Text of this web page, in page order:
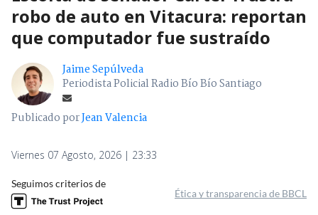
robo de auto en Vitacura: reportan
que computador fue sustraído
Jaime Sepúlveda
Periodista Policial Radio Bío Bío Santiago
Publicado porJean Valencia
Viernes 07 Agosto, 2026 | 23:33
Seguimos criterios de
Ética y transparencia de BBCL